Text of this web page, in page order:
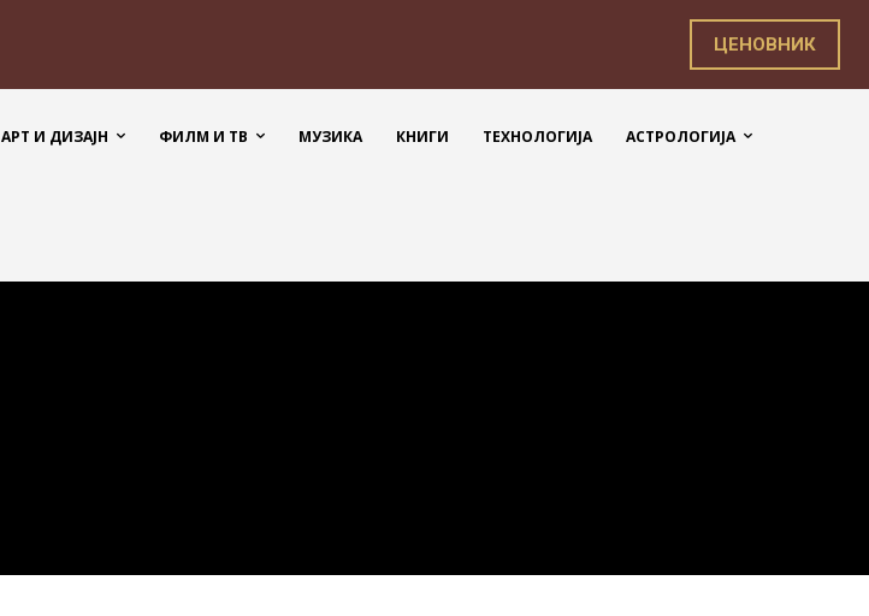
ЦЕНОВНИК
АРТ И ДИЗАЈН ФИЛМ И ТВ МУЗИКА КНИГИ ТЕХНОЛОГИЈА АСТРОЛОГИЈА